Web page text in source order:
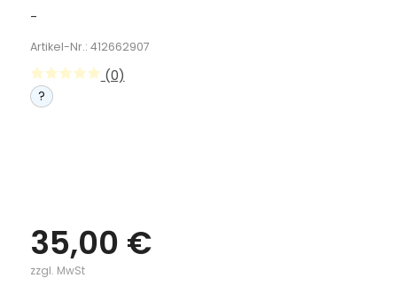
-
Artikel-Nr.: 412662907
(0)
?
35,00 €
zzgl. MwSt